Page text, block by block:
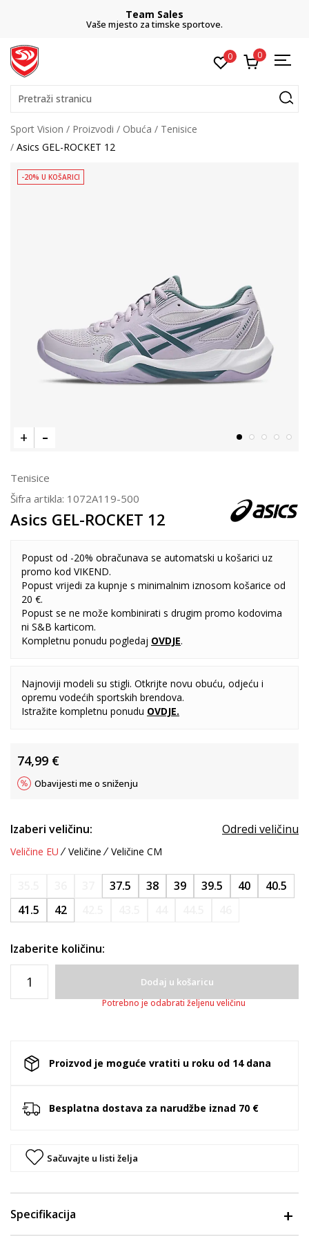
Team Sales
Vaše mjesto za timske sportove.
0 0
Pretraži stranicu
Sport Vision Proizvodi Obuća
Tenisice
Asics GEL-ROCKET 12
-20% U KOŠARICI
Tenisice
Šifra artikla: 1072A119-500
Asics GEL-ROCKET 12
Popust od -20% obračunava se automatski u košarici uz
promo kod VIKEND.
Popust vrijedi za kupnje s minimalnim iznosom košarice od
20 €.
Popust se ne može kombinirati s drugim promo kodovima
ni S&B karticom.
Kompletnu ponudu pogledaj OVDJE.
Najnoviji modeli su stigli. Otkrijte novu obuću, odjeću i
opremu vodećih sportskih brendova.
Istražite kompletnu ponudu OVDJE.
74,99 €
Obavijesti me o sniženju
Izaberi veličinu: Odredi veličinu
Veličine EU Veličine Veličine CM
37.5 38 39 39.5 40
40.5
41.5
42
Izaberite količinu:
Dodaj u košaricu
Potrebno je odabrati željenu veličinu
Proizvod je moguće vratiti u roku od 14 dana
Besplatna dostava za narudžbe iznad 70 €
Sačuvajte u listi želja
Specifikacija